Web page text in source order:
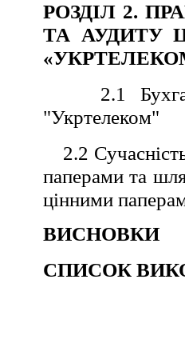
РОЗДІЛ 2.
ТА АУДИТУ
2.1
"Укртелеком"
2.2
паперами та
цінними
ВИСНОВКИ
СПИСОК